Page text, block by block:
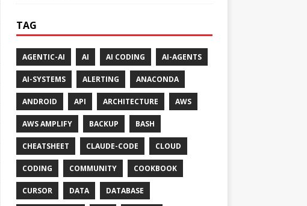
TAG
AGENTIC-AI AI AI CODING AI-AGENTS
AI-SYSTEMS ALERTING ANACONDA
ANDROID API ARCHITECTURE AWS
AWS AMPLIFY BACKUP BASH
CHEATSHEET CLAUDE-CODE CLOUD
CODING COMMUNITY COOKBOOK
CURSOR DATA DATABASE